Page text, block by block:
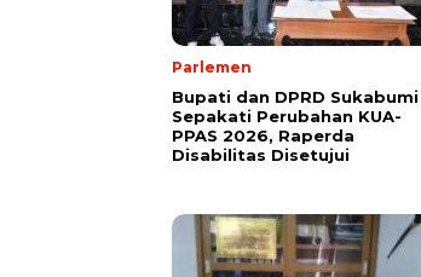
Parlemen
Bupati dan DPRD Sukabumi
Sepakati Perubahan KUA-
PPAS 2026, Raperda
Disabilitas Disetujui